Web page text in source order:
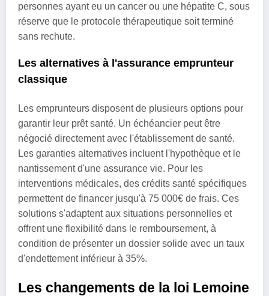
personnes ayant eu un cancer ou une hépatite C, sous
réserve que le protocole thérapeutique soit terminé
sans rechute.
Les alternatives à l'assurance emprunteur
classique
Les emprunteurs disposent de plusieurs options pour
garantir leur prêt santé. Un échéancier peut être
négocié directement avec l'établissement de santé.
Les garanties alternatives incluent l'hypothèque et le
nantissement d'une assurance vie. Pour les
interventions médicales, des crédits santé spécifiques
permettent de financer jusqu'à 75 000€ de frais. Ces
solutions s'adaptent aux situations personnelles et
offrent une flexibilité dans le remboursement, à
condition de présenter un dossier solide avec un taux
d'endettement inférieur à 35%.
Les changements de la loi Lemoine